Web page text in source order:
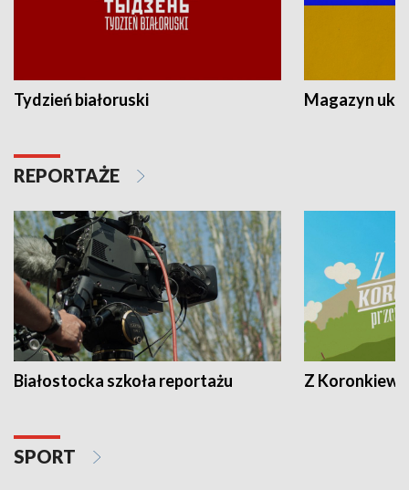
Tydzień białoruski Magazyn
REPORTAŻE
Białostocka szkoła reportażu Z
SPORT